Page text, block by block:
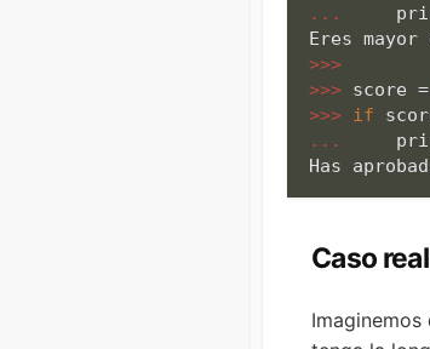
...
>>>
>>> score =
>>> if
...
Has
Caso